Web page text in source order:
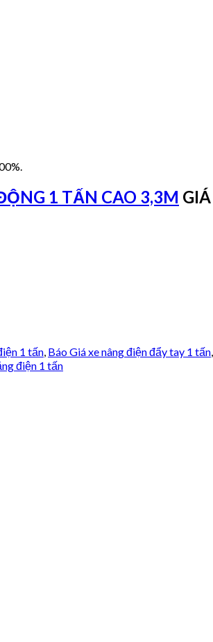
1 TẤN CAO 3,3M
1 tấn, Báo Giá xe nâng điện đẩy tay 1 tấn
điện 1 tấn